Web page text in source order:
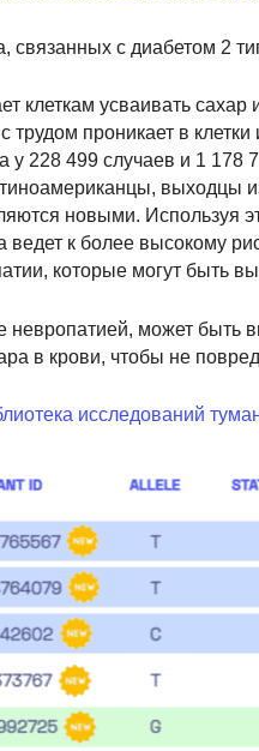
с диабетом 2
клеткам усваивать
трудом проникает в
у 228 499 случаев и 1 178
выходцы
новыми. Используя
к более высокому
которые могут быть
может быть
в крови, чтобы не
исследований